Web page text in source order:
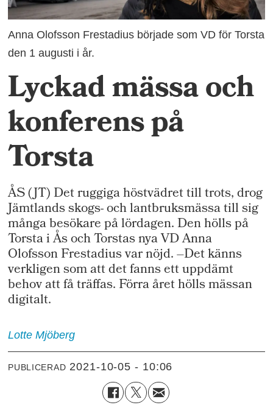
Anna Olofsson Frestadius började som VD för Torsta
den 1 augusti i år.
Lyckad mässa och
konferens på
Torsta
ÅS (JT) Det ruggiga höstvädret till trots, drog
Jämtlands skogs- och lantbruksmässa till sig
många besökare på lördagen. Den hölls på
Torsta i Ås och Torstas nya VD Anna
Olofsson Frestadius var nöjd. –Det känns
verkligen som att det fanns ett uppdämt
behov att få träffas. Förra året hölls mässan
digitalt.
Lotte Mjöberg
PUBLICERAD 2021-10-05 - 10:06